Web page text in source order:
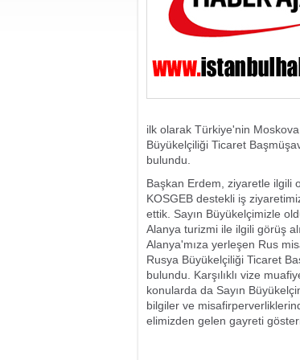
ilk olarak Türkiye'nin
Büyükelçiliği Ticaret
bulundu.
Başkan Erdem, ziyaretle ilgili
KOSGEB destekli iş
ettik. Sayın Büyükelçimizle
Alanya turizmi ile ilgili görüş
Alanya'mıza yerleşen Rus
Rusya Büyükelçiliği Ticaret
bulundu. Karşılıklı vize
konularda da Sayın
bilgiler ve
elimizden gelen gayreti